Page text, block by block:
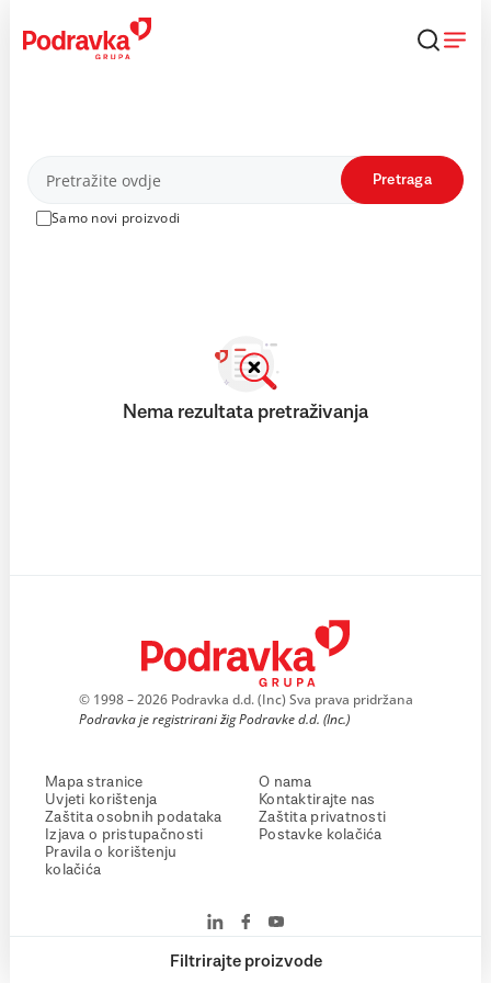
content
Proizvodi
Samo novi proizvodi
Pretraga
Filtrirajte proizvode
Nema rezultata pretraživanja
© 1998 – 2026 Podravka d.d. (Inc) Sva prava pridržana
Podravka je registrirani žig Podravke d.d. (Inc.)
Mapa stranice
Uvjeti korištenja
Zaštita osobnih podataka
Izjava o pristupačnosti
Pravila o korištenju
kolačića
O nama
Kontaktirajte nas
Zaštita privatnosti
Postavke kolačića